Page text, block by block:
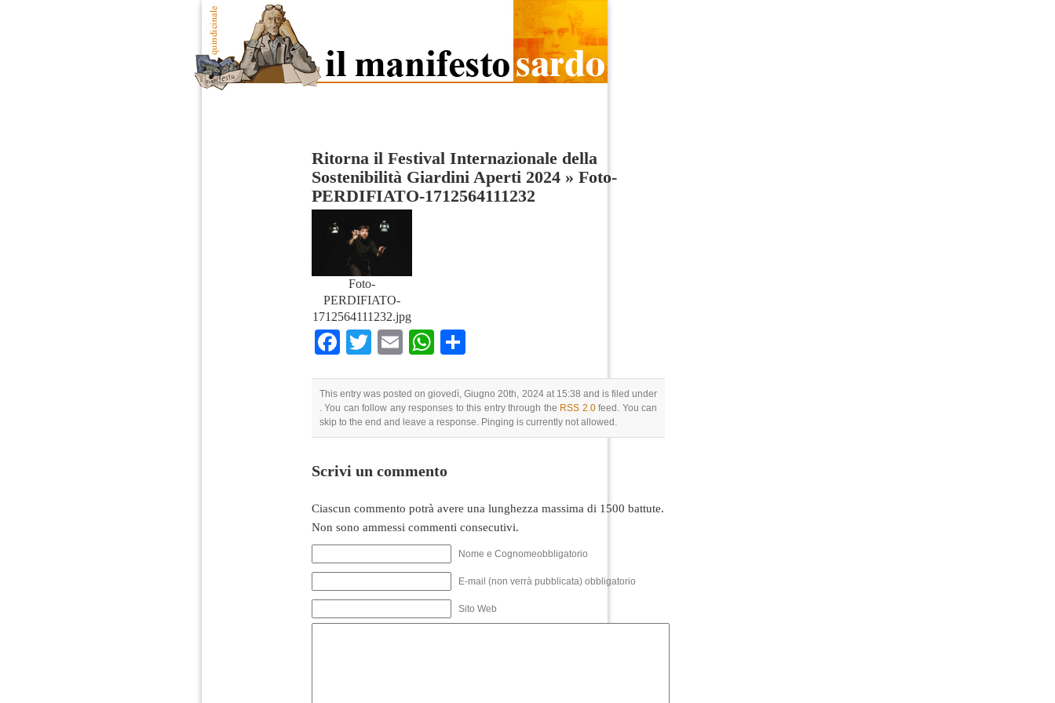
Ritorna il Festival Internazionale della
Sostenibilità Giardini Aperti 2024 » Foto-
PERDIFIATO-1712564111232
Foto-
PERDIFIATO-
1712564111232.jpg
Facebook
TwitterEmailWhatsApp
This entry was posted on giovedì, Giugno 20th, 2024 at 15:38 and is filed under
. You can follow any responses to this entry through the RSS 2.0feed. You can
skip to the end and leave a response. Pinging is currently not allowed.
Scrivi un commento
Ciascun commento potrà avere una lunghezza massima di 1500 battute.
Non sono ammessi commenti consecutivi.
Nome e Cognomeobbligatorio
E-mail (non verrà pubblicata) obbligatorio
Sito Web